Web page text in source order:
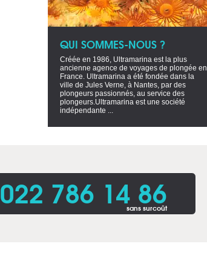
QUI SOMMES-NOUS ?
Créée en 1986, Ultramarina est la plus
ancienne agence de voyages de plongée en
France. Ultramarina a été fondée dans la
ville de Jules Verne, à Nantes, par des
plongeurs passionnés, au service des
plongeurs.Ultramarina est une société
indépendante ...
022 786 14 86
sans surcoût